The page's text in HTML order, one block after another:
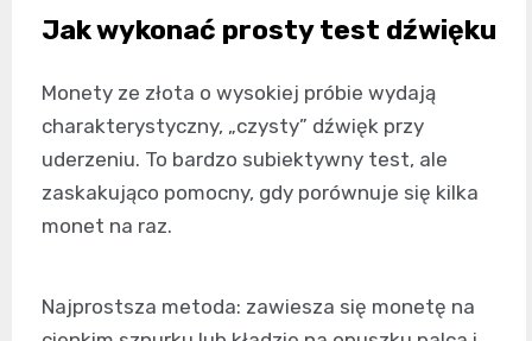
Jak wykonać prosty test dźwięku
Monety ze złota o wysokiej próbie wydają
charakterystyczny, „czysty” dźwięk przy
uderzeniu. To bardzo subiektywny test, ale
zaskakująco pomocny, gdy porównuje się kilka
monet na raz.
Najprostsza metoda: zawiesza się monetę na